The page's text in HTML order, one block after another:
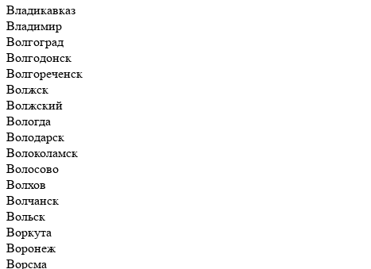
Владикавказ
Владимир
Волгоград
Волгодонск
Волгореченск
Волжск
Волжский
Вологда
Володарск
Волоколамск
Волосово
Волхов
Волчанск
Вольск
Воркута
Воронеж
Ворсма